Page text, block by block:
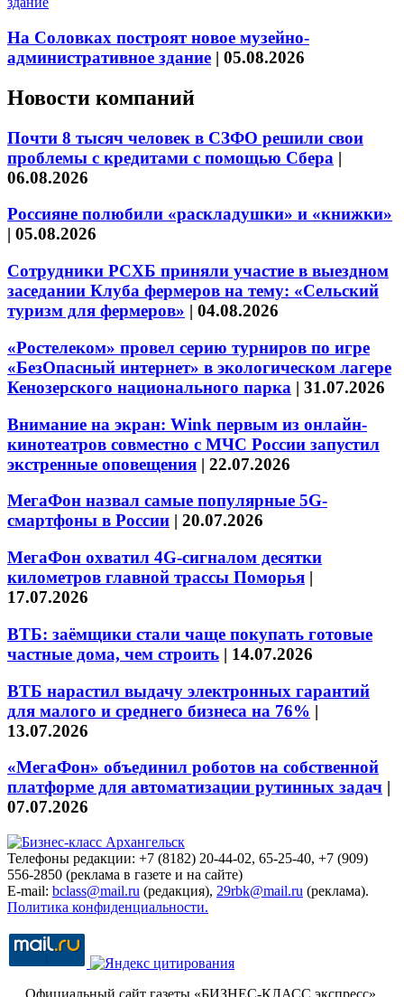
На Соловках построят новое музейно-
административное здание | 05.08.2026
Новости компаний
Почти 8 тысяч человек в СЗФО решили свои
проблемы с кредитами с помощью Сбера |
06.08.2026
Россияне полюбили «раскладушки» и «книжки»
| 05.08.2026
Сотрудники РСХБ приняли участие в выездном
заседании Клуба фермеров на тему: «Сельский
туризм для фермеров» | 04.08.2026
«Ростелеком» провел серию турниров по игре
«БезОпасный интернет» в экологическом лагере
Кенозерского национального парка | 31.07.2026
Внимание на экран: Wink первым из онлайн-
кинотеатров совместно с МЧС России запустил
экстренные оповещения | 22.07.2026
МегаФон назвал самые популярные 5G-
смартфоны в России | 20.07.2026
МегаФон охватил 4G-сигналом десятки
километров главной трассы Поморья |
17.07.2026
ВТБ: заёмщики стали чаще покупать готовые
частные дома, чем строить | 14.07.2026
ВТБ нарастил выдачу электронных гарантий
для малого и среднего бизнеса на 76% |
13.07.2026
«МегаФон» объединил роботов на собственной
платформе для автоматизации рутинных задач |
07.07.2026
Телефоны редакции: +7 (8182) 20-44-02, 65-25-40, +7 (909)
556-2850 (реклама в газете и на сайте)
E-mail: bclass@mail.ru (редакция), 29rbk@mail.ru (реклама).
Политика конфиденциальности.
Официальный сайт газеты «БИЗНЕС-КЛАСС экспресс»